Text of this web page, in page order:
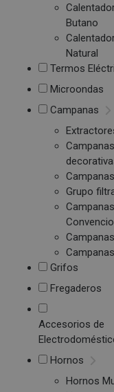
Butano
Natural
Termos
Microondas
Campanas
Campanas
Grupo
Campanas
Grifos
Fregaderos
Accesorios de
Hornos
Hornos